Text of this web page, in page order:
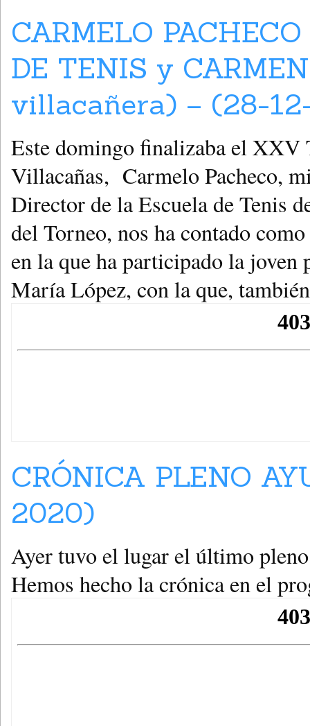
CARMELO
DE TENIS y
villacañera) – (28-
Este domingo finalizaba el
Villacañas, Carmelo Pacheco,
Director de la Escuela de Tenis
del Torneo, nos ha contado
en la que ha participado la
María López, con la que,
CRÓNICA PLENO
2020)
Ayer tuvo el lugar el último
Hemos hecho la crónica en el